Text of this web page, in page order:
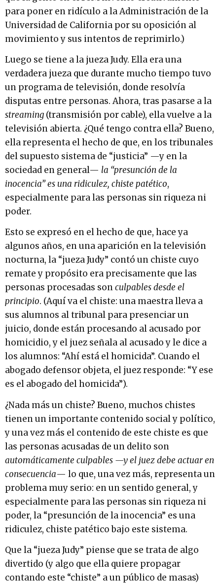
para poner en ridículo a la Administración de la
Universidad de California por su oposición al
movimiento y sus intentos de reprimirlo.)
Luego se tiene a la jueza Judy. Ella era una
verdadera jueza que durante mucho tiempo tuvo
un programa de televisión, donde resolvía
disputas entre personas. Ahora, tras pasarse a la
streaming (transmisión por cable), ella vuelve a la
televisión abierta. ¿Qué tengo contra ella? Bueno,
ella representa el hecho de que, en los tribunales
del supuesto sistema de “justicia” —y en la
sociedad en general— la “presunción de la
inocencia” es una ridiculez, chiste patético,
especialmente para las personas sin riqueza ni
poder.
Esto se expresó en el hecho de que, hace ya
algunos años, en una aparición en la televisión
nocturna, la “jueza Judy” contó un chiste cuyo
remate y propósito era precisamente que las
personas procesadas sonculpables desde el
principio. (Aquí va el chiste: una maestra lleva a
sus alumnos al tribunal para presenciar un
juicio, donde están procesando al acusado por
homicidio, y el juez señala al acusado y le dice a
los alumnos: “Ahí está el homicida”. Cuando el
abogado defensor objeta, el juez responde: “Y ese
es el abogado del homicida”).
¿Nada más un chiste? Bueno, muchos chistes
tienen un importante contenido social y político,
y una vez más el contenido de este chiste es que
las personas acusadas de un delito son
automáticamente culpables —y el juez debe actuar en
consecuencia— lo que, una vez más, representa un
problema muy serio: en un sentido general, y
especialmente para las personas sin riqueza ni
poder, la “presunción de la inocencia” es una
ridiculez, chiste patético bajo este sistema.
Que la “jueza Judy” piense que se trata de algo
divertido (y algo que ella quiere propagar
contando este “chiste” a un público de masas)